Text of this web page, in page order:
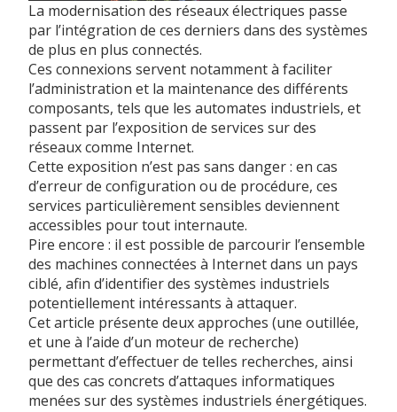
La modernisation des réseaux électriques passe
par l’intégration de ces derniers dans des systèmes
de plus en plus connectés.
Ces connexions servent notamment à faciliter
l’administration et la maintenance des différents
composants, tels que les automates industriels, et
passent par l’exposition de services sur des
réseaux comme Internet.
Cette exposition n’est pas sans danger : en cas
d’erreur de configuration ou de procédure, ces
services particulièrement sensibles deviennent
accessibles pour tout internaute.
Pire encore : il est possible de parcourir l’ensemble
des machines connectées à Internet dans un pays
ciblé, afin d’identifier des systèmes industriels
potentiellement intéressants à attaquer.
Cet article présente deux approches (une outillée,
et une à l’aide d’un moteur de recherche)
permettant d’effectuer de telles recherches, ainsi
que des cas concrets d’attaques informatiques
menées sur des systèmes industriels énergétiques.